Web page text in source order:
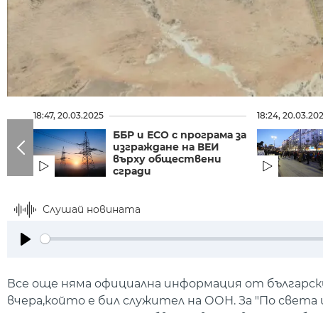
18:47, 20.03.2025
ББР и ЕСО с програма за
изграждане на ВЕИ
върху обществени
сгради
18:24,
Слушай новината
Все още няма официална информация от
вчера,който е бил служител на ООН. За "По